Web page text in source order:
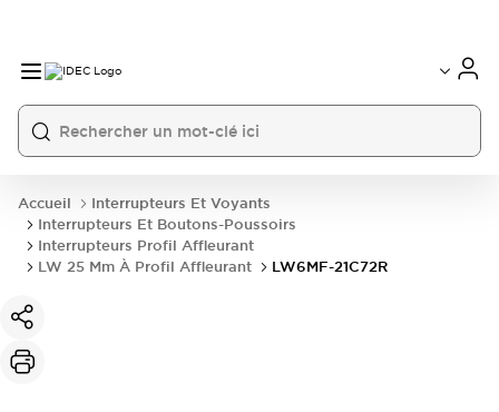
Accueil
Interrupteurs Et Voyants
Interrupteurs Et Boutons-Poussoirs
Interrupteurs Profil Affleurant
LW 25 Mm À Profil Affleurant
LW6MF-21C72R